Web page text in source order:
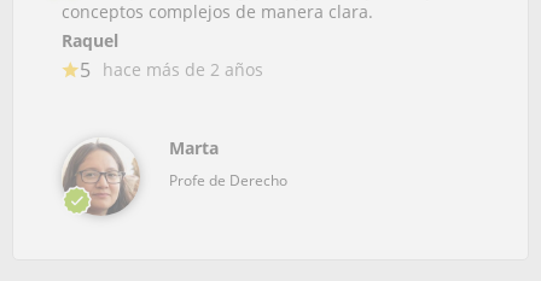
conceptos complejos de manera clara.
Raquel
5 hace más de 2 años
Marta
Profe de Derecho